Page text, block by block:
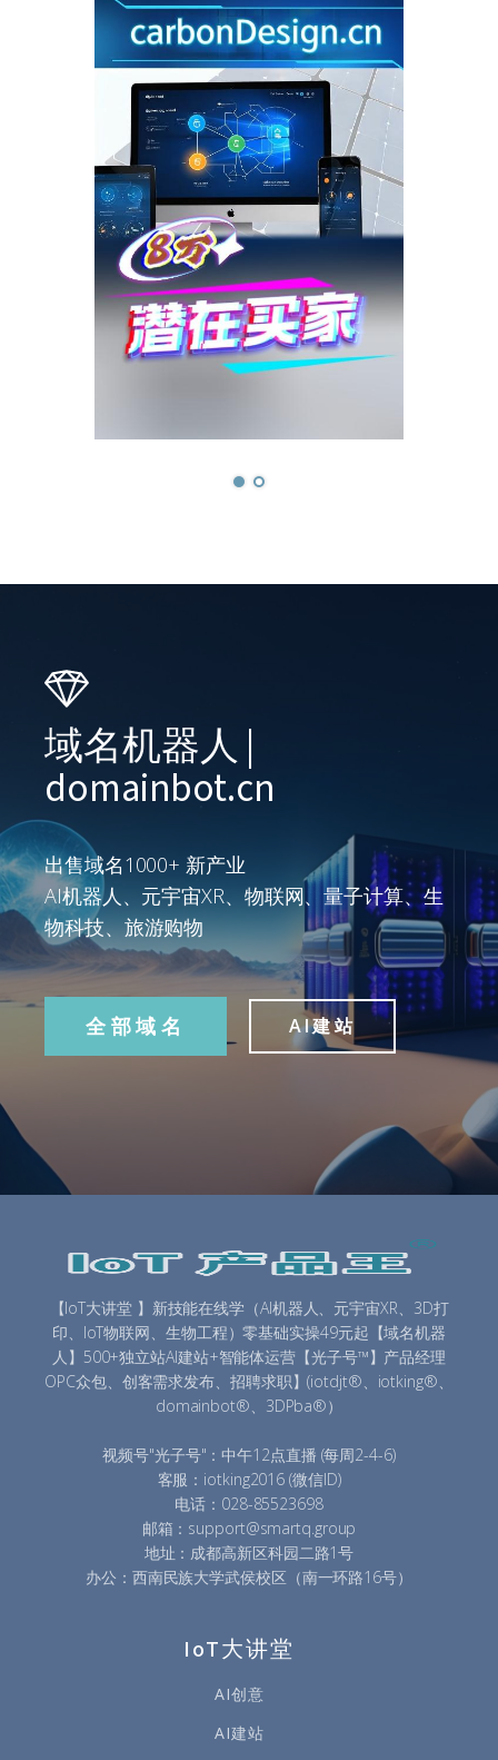
域名机器人 |
domainbot.cn
出售域名1000+ 新产业
AI机器人、元宇宙XR、物联网、量子计算、生
物科技、旅游购物
全部域名 AI建站
【IoT大讲堂 】新技能在线学（AI机器人、元宇宙XR、3D打
印、IoT物联网、生物工程）零基础实操49元起【域名机器
人】500+独立站AI建站+智能体运营【光子号™】产品经理
OPC众包、创客需求发布、招聘求职】(iotdjt®、iotking®、
domainbot®、3DPba®）
视频号"光子号"：中午12点直播 (每周2-4-6)
客服：iotking2016 (微信ID)
电话：028-85523698
邮箱：support@smartq.group
地址：成都高新区科园二路1号
办公：西南民族大学武侯校区（南一环路16号）
IoT大讲堂
AI创意
AI建站